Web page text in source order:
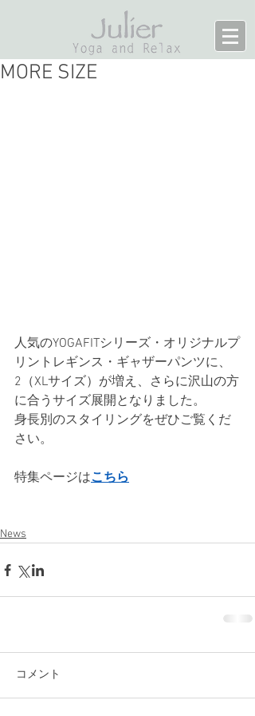
MORE SIZE
人気のYOGAFITシリーズ・オリジナルプ
リントレギンス・ギャザーパンツに、
2（XLサイズ）が増え、さらに沢山の方
に合うサイズ展開となりました。
身長別のスタイリングをぜひご覧くだ
さい。
特集ページはこちら
News
コメント